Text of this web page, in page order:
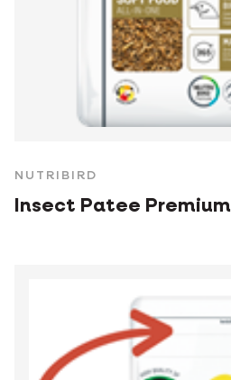
NUTRIBIRD
Insect Patee Premium